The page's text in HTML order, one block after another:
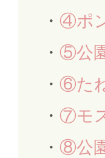
④ポ
⑤公
⑥た
⑦モ
⑧公